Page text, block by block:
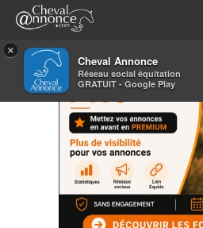
×
Cheval Annonce
Réseau social équitation
GRATUIT - Google Play